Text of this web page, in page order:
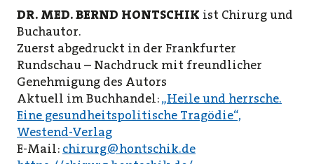
DR. MED. BERND HONTSCHIK ist Chirurg und
Buchautor.
Zuerst abgedruckt in der Frankfurter
Rundschau – Nachdruck mit freundlicher
Genehmigung des Autors
Aktuell im Buchhandel:„Heile und herrsche.
Eine gesundheitspolitische Tragödie“,
Westend-Verlag
E-Mail: chirurg@hontschik.de